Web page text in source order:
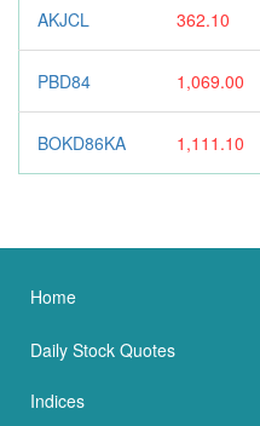
AKJCL 362.10
PBD84 1,069.00
BOKD86KA 1,111.10
Home
Daily Stock Quotes
Indices